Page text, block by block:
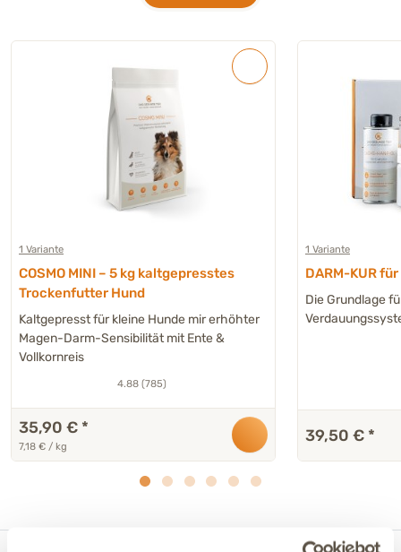
1 Variante
COSMO MINI – 5 kg kaltgepresstes
Trockenfutter Hund
Kaltgepresst für kleine Hunde mir erhöhter
Magen-Darm-Sensibilität mit Ente &
Vollkornreis
4.88 (785)
35,90 € *
7,18 € / kg
1 Variante
DARM-KUR
Die Grundlage
39,50 € *